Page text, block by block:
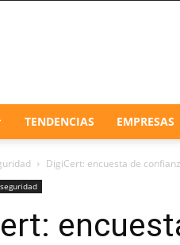
TENDENCIAS EMPRESAS
DigiCert: encuesta de